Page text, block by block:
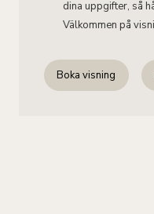
dina uppgifter, så
Välkommen på
Boka visning